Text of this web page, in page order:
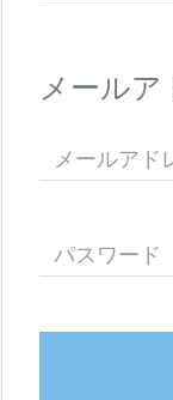
メール